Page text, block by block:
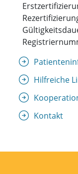
Hilfreiche
Kontakt